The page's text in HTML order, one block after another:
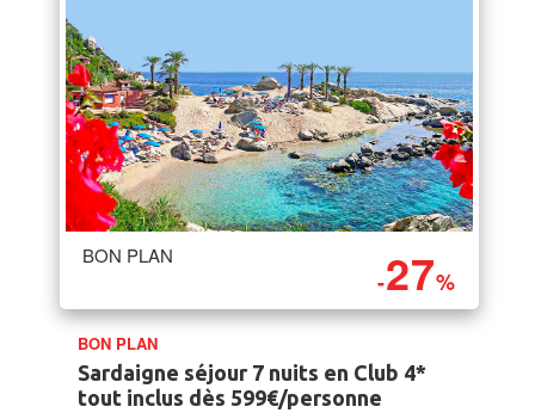
BON PLAN
-27%
BON PLAN
Sardaigne séjour 7 nuits en Club 4*
tout inclus dès 599€/personne